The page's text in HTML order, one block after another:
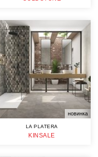
новинка
LA PLATERA
KINSALE